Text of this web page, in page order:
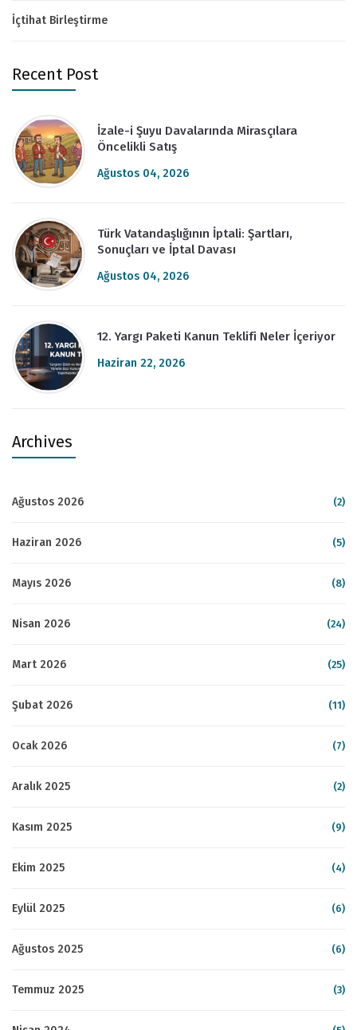
İçtihat Birleştirme
Recent Post
İzale-i Şuyu Davalarında Mirasçılara
Öncelikli Satış
Ağustos 04, 2026
Türk Vatandaşlığının İptali: Şartları,
Sonuçları ve İptal Davası
Ağustos 04, 2026
12. Yargı Paketi Kanun Teklifi Neler İçeriyor
Haziran 22, 2026
Archives
Ağustos 2026 (2)
Haziran 2026 (5)
Mayıs 2026 (8)
Nisan 2026 (24)
Mart 2026 (25)
Şubat 2026 (11)
Ocak 2026 (7)
Aralık 2025 (2)
Kasım 2025 (9)
Ekim 2025 (4)
Eylül 2025 (6)
Ağustos 2025 (6)
Temmuz 2025 (3)